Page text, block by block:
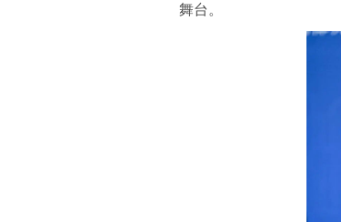
舞台。